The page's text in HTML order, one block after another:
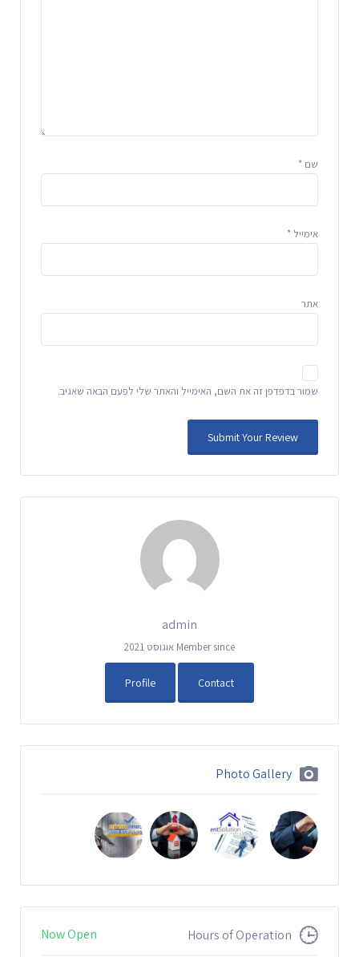
שם *
אימייל *
אתר
שמור בדפדפן זה את השם, האימייל והאתר שלי לפעם הבאה שאגיב.
admin
Member since אוגוסט 2021
Contact
Profile
Photo Gallery
Hours of Operation
Now Open